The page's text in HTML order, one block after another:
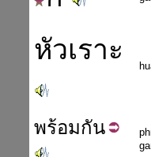
หัวเราะ
พร้อมกัน